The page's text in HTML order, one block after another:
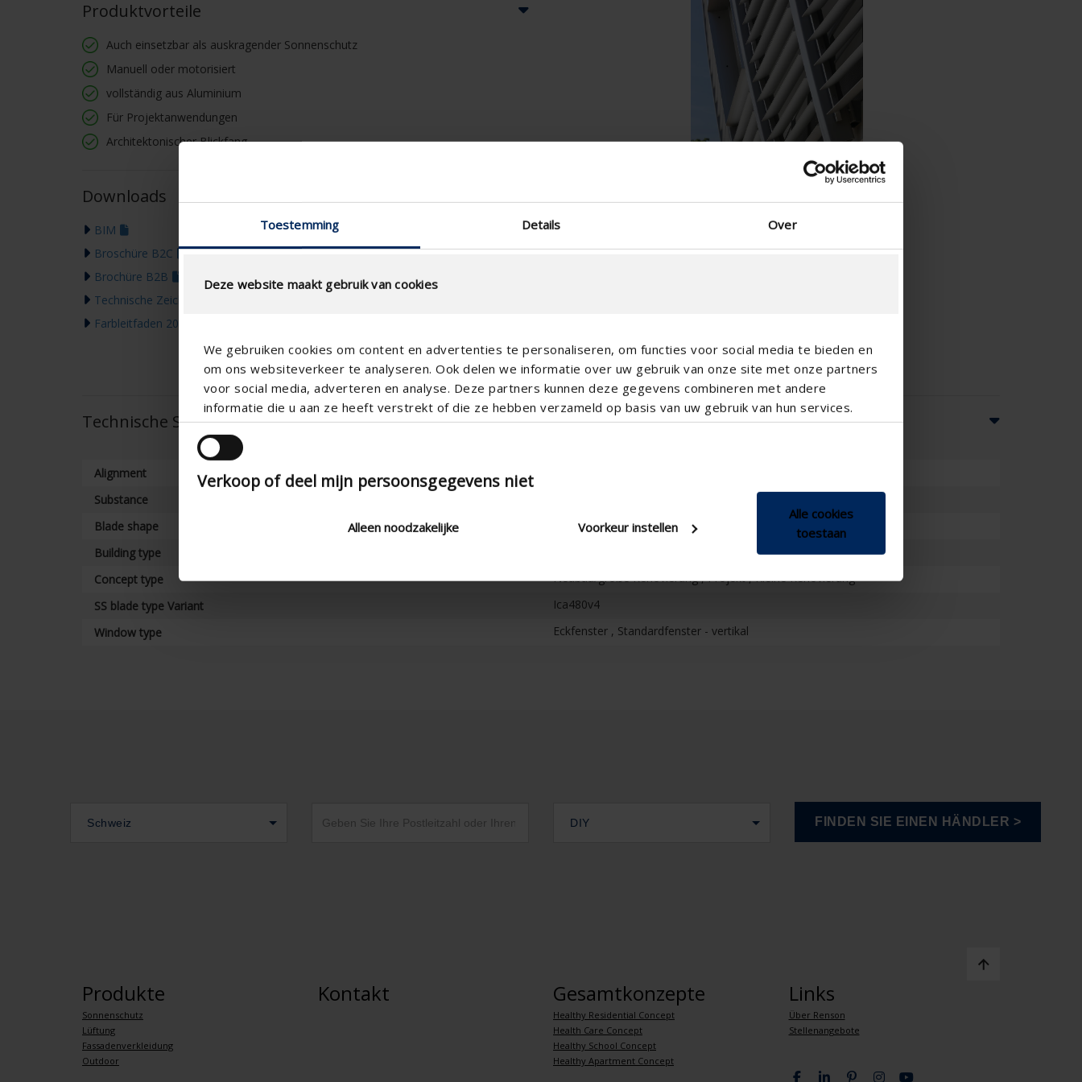
Toestemming Details Over
Deze website maakt gebruik van cookies
We gebruiken cookies om content en advertenties te personaliseren, om functies voor social media te bieden en
om ons websiteverkeer te analyseren. Ook delen we informatie over uw gebruik van onze site met onze partners
voor social media, adverteren en analyse. Deze partners kunnen deze gegevens combineren met andere
informatie die u aan ze heeft verstrekt of die ze hebben verzameld op basis van uw gebruik van hun services.
Verkoop of deel mijn persoonsgegevens niet
Alleen noodzakelijke Voorkeur instellen
Alle cookies
toestaan
Chinesisch - China
Produktvorteile
Auch einsetzbar als auskragender Sonnenschutz
Manuell oder motorisiert
vollständig aus Aluminium
Für Projektanwendungen
Architektonischer Blickfang
Downloads
BIM
Broschüre B2C
Brochüre B2B
Technische Zeichnung
Farbleitfaden 2026
Technische Spezifikationen
Alignment
Substance
Blade shape
Building type
Appartement , Krankenhaus , Büro , Schule , Wintergarten
Concept type
Neubau/große Renovierung , Projekt , Kleine Renovierung
SS blade type Variant
Ica480v4
Window type
Eckfenster , Standardfenster - vertikal
Schweiz DIY
Produkte
Sonnenschutz
Lüftung
Fassadenverkleidung
Outdoor
Kontakt Gesamtkonzepte
Healthy Residential Concept
Health Care Concept
Healthy School Concept
Healthy Apartment Concept
Links
Über Renson
Stellenangebote